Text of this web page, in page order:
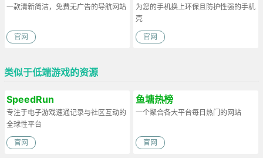
一款清新简洁，免费无广告的导航网站
官网
为您的手机换上环保且防护性强的手机
壳
官网
类似于低端游戏的资源
SpeedRun
专注于电子游戏速通记录与社区互动的
全球性平台
官网
鱼塘热榜
一个聚合各大平台每日热门的网站
官网